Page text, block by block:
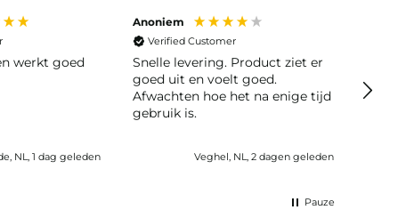
werkt goed
NL, 1 dag geleden
Anoniem
Verified Customer
Snelle levering. Product ziet er
goed uit en voelt goed.
Afwachten hoe het na enige tijd
gebruik is.
Veghel, NL, 2 dagen geleden
Pauze